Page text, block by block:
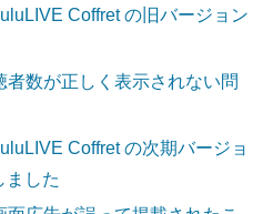
Coffret の旧バージョン
者数が正しく表示されない問
Coffret の次期バージョ
ました